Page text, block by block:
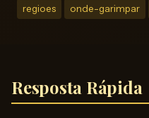
regioes onde-garimpar
Resposta Rápida